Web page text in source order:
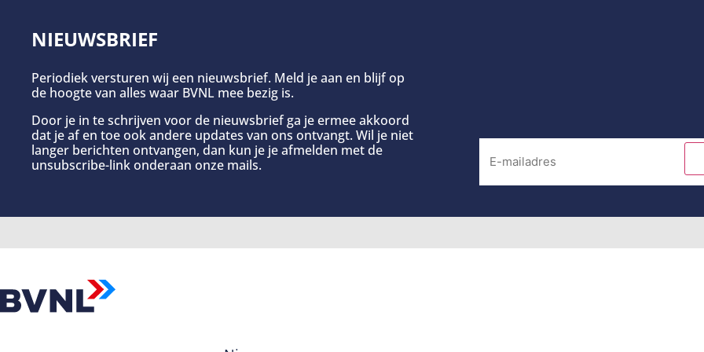
NIEUWSBRIEF
Periodiek versturen wij een nieuwsbrief. Meld je aan en blijf op
de hoogte van alles waar BVNL mee bezig is.
Door je in te schrijven voor de nieuwsbrief ga je ermee akkoord
dat je af en toe ook andere updates van ons ontvangt. Wil je niet
langer berichten ontvangen, dan kun je je afmelden met de
unsubscribe-link onderaan onze mails.